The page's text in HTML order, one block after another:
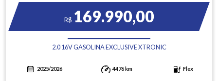
R$ 169.990,00
2.0 16V GASOLINA EXCLUSIVE XTRONIC
2025/2026 4476 km Flex